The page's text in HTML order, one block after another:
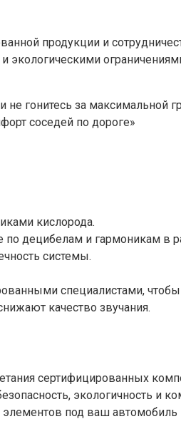
продукции и
экологическими
гонитесь за
соседей по дороге»
кислорода.
по децибелам и гармоникам в
системы.
специалистами,
качество звучания.
сертифицированных
экологичность
под ваш автомобиль